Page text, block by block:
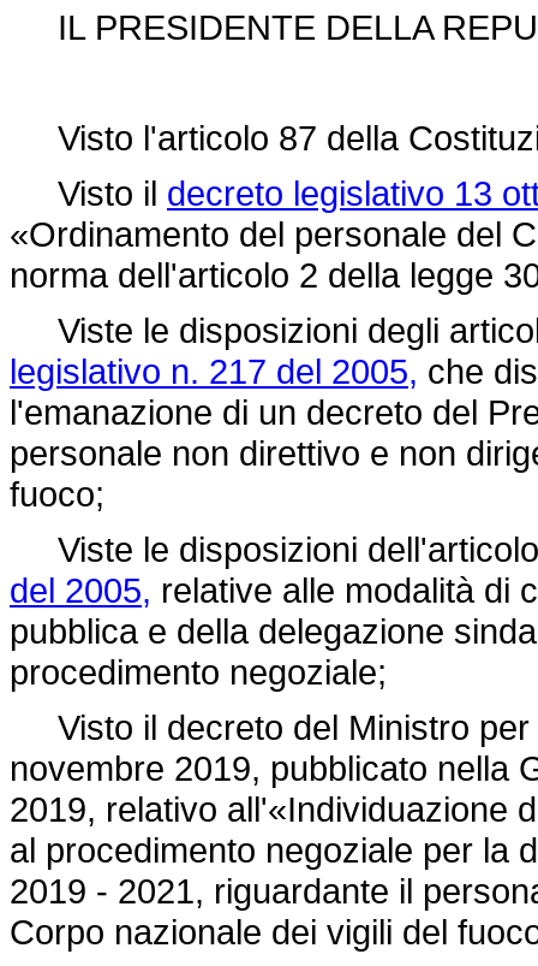
IL PRESIDENTE DELLA
Visto l'articolo 87 della
Visto il decreto legislativo 13
«Ordinamento del personale del
norma dell'articolo 2 della legge
Viste le disposizioni degli
legislativo n. 217 del 2005, che
l'emanazione di un decreto del
personale non direttivo e non
fuoco;
Viste le disposizioni
del 2005, relative alle modalità di
pubblica e della delegazione
procedimento negoziale;
Visto il decreto del Ministro per
novembre 2019, pubblicato nella
2019, relativo all'«Individuazione
al procedimento negoziale per la
2019 - 2021, riguardante il
Corpo nazionale dei vigili del